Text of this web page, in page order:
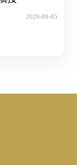
2026-08-05